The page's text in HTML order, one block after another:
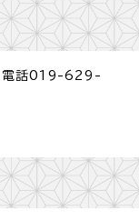
電話019-629-